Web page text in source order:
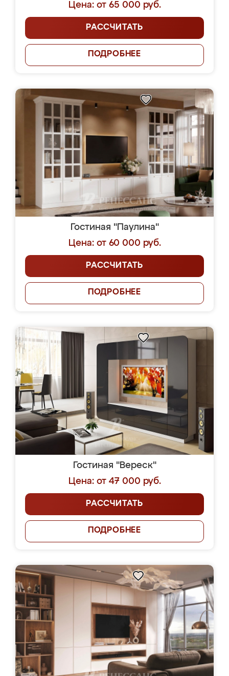
Цена: от 65 000 руб.
РАССЧИТАТЬ
ПОДРОБНЕЕ
Гостиная "Паулина"
Цена: от 60 000 руб.
РАССЧИТАТЬ
ПОДРОБНЕЕ
Гостиная "Вереск"
Цена: от 47 000 руб.
РАССЧИТАТЬ
ПОДРОБНЕЕ